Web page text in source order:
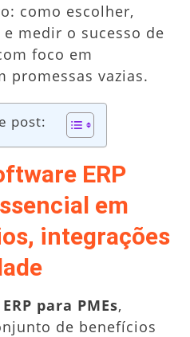
como escolher,
medir o sucesso de
foco em
promessas vazias.
post:
ERP
em
integrações
ERP para PMEs,
de benefícios